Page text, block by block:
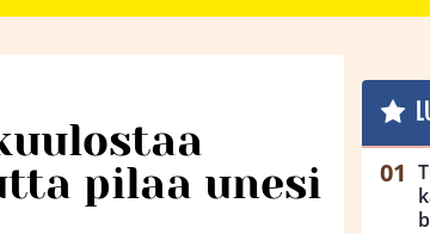
pilaa unesi